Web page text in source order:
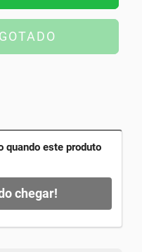
quando este produto
chegar!